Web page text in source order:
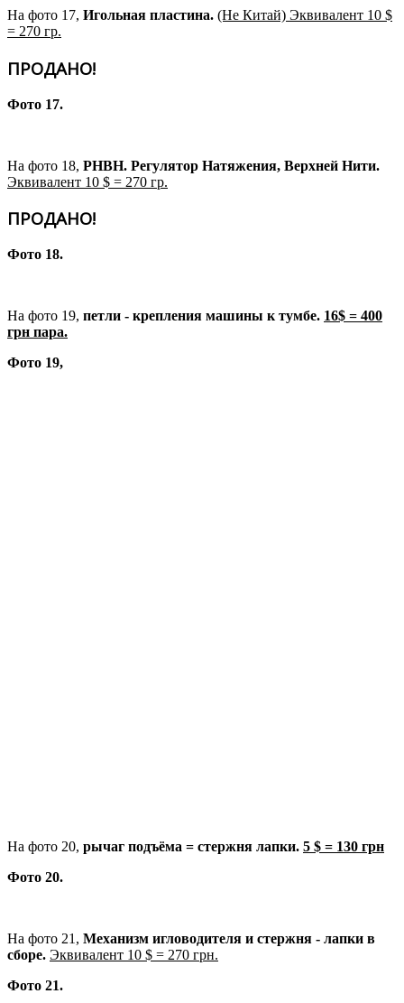
На фото 17, Игольная пластина. (Не Китай) Эквивалент 10 $
= 270 гр.
ПРОДАНО!
Фото 17.
На фото 18, РНВН. Регулятор Натяжения, Верхней Нити.
Эквивалент 10 $ = 270 гр.
ПРОДАНО!
Фото 18.
На фото 19, петли - крепления машины к тумбе. 16$ = 400
грн пара.
Фото 19,
На фото 20, рычаг подъёма = стержня лапки. 5 $ = 130 грн
Фото 20.
На фото 21, Механизм игловодителя и стержня - лапки в
сборе. Эквивалент 10 $ = 270 грн.
Фото 21.